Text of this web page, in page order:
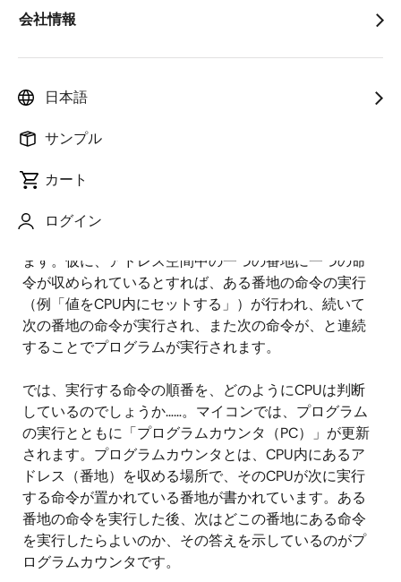
会社情報
日本語
サンプル
カート
ログイン
学びました。後編の今回は、プログラムの実行と、割
り込みの際にどのようなことがCPU内で起きているか
を解説します。
プログラムの進行をナビする―
プログラムカウンタ
一般にプログラムとは、コンピュータが行う処理を順
ではプログラムは、前編で解説したアドレス空間（メ
ます。仮に、アドレス空間中の一つの番地に一つの命
令が収められているとすれば、ある番地の命令の実行
（例「値をCPU内にセットする」）が行われ、続いて
次の番地の命令が実行され、また次の命令が、と連続
することでプログラムが実行されます。
では、実行する命令の順番を、どのようにCPUは判断
しているのでしょうか……。マイコンでは、プログラム
の実行とともに「プログラムカウンタ（PC）」が更新
されます。プログラムカウンタとは、CPU内にあるア
ドレス（番地）を収める場所で、そのCPUが次に実行
する命令が置かれている番地が書かれています。ある
番地の命令を実行した後、次はどこの番地にある命令
を実行したらよいのか、その答えを示しているのがプ
ログラムカウンタです。